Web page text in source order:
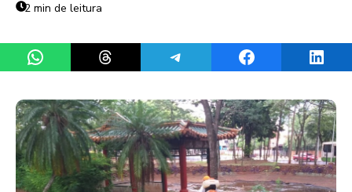
2 min de leitura
Share on WhatsAppShare on ThreadsShare on TelegramShare on Facebook